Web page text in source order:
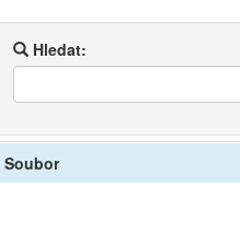
Hledat:
Soubor